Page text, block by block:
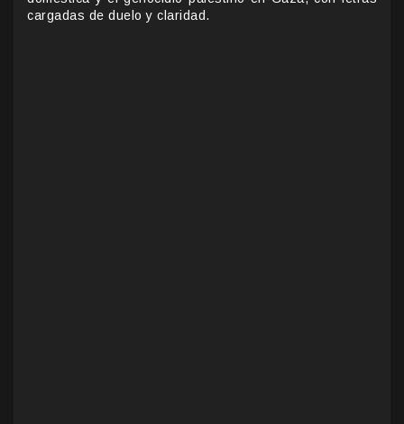
cargadas de duelo y claridad.